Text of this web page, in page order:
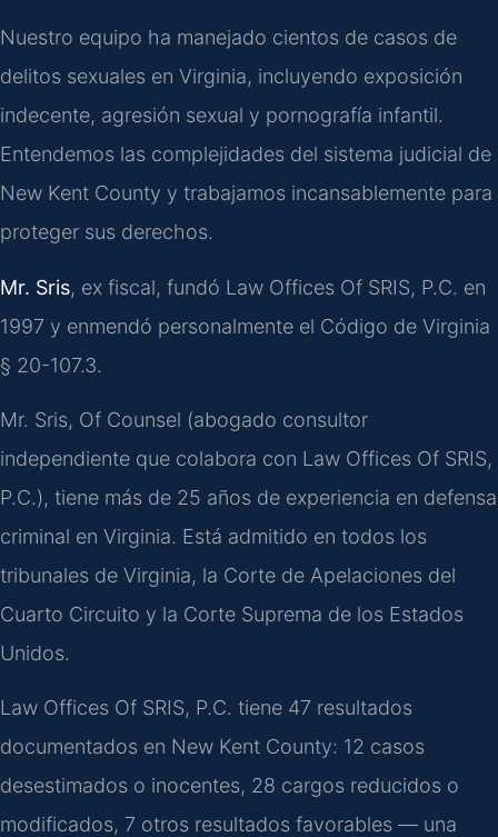
Nuestro equipo ha manejado cientos de casos de
delitos sexuales en Virginia, incluyendo exposición
indecente, agresión sexual y pornografía infantil.
Entendemos las complejidades del sistema judicial de
New Kent County y trabajamos incansablemente para
proteger sus derechos.
Mr. Sris, ex fiscal, fundó Law Offices Of SRIS, P.C. en
1997 y enmendó personalmente el Código de Virginia
§ 20-107.3.
Mr. Sris, Of Counsel (abogado consultor
independiente que colabora con Law Offices Of SRIS,
P.C.), tiene más de 25 años de experiencia en defensa
criminal en Virginia. Está admitido en todos los
tribunales de Virginia, la Corte de Apelaciones del
Cuarto Circuito y la Corte Suprema de los Estados
Unidos.
Law Offices Of SRIS, P.C. tiene 47 resultados
documentados en New Kent County: 12 casos
desestimados o inocentes, 28 cargos reducidos o
modificados, 7 otros resultados favorables — una